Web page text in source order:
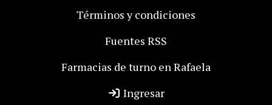
Términos y condiciones
Fuentes RSS
Farmacias de turno en Rafaela
Ingresar